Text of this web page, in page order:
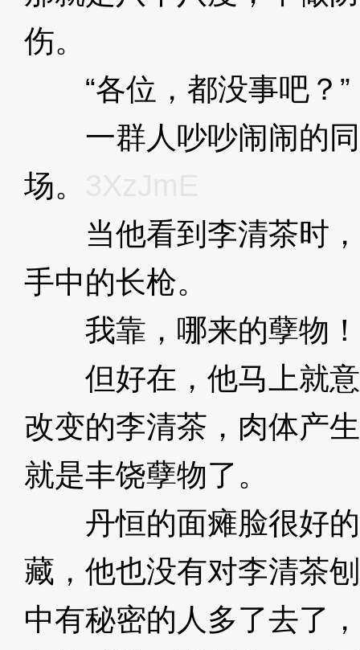
伤。
“各位，都没事吧？”
一群人吵吵闹闹的同
场。
当他看到李清茶时，
手中的长枪。
我靠，哪来的孽物！
但好在，他马上就意
改变的李清茶，肉体产
就是丰饶孽物了。
丹恒的面瘫脸很好的
藏，他也没有对李清茶
中有秘密的人多了去了